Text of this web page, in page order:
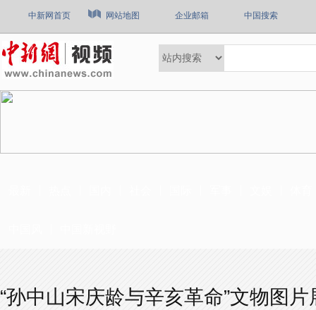
中新网首页 网站地图 企业邮箱 中国搜索
“孙中山宋庆龄与辛亥革命”文物图